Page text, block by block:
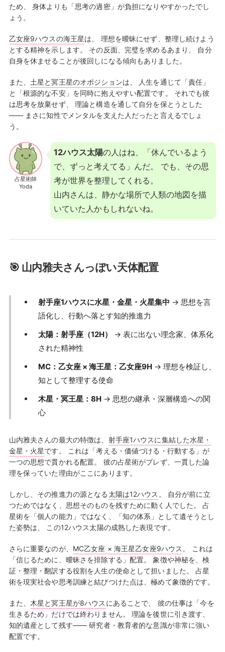
ため、 身体よりも「思考の過密」が負担になりやすかったでし
ょう。
乙女座9ハウスの海王星は、 理想を曖昧にせず、整理し続けよう
とする精神を示します。 その反面、完璧を求めるあまり、 自分
自身を休ませることが後回しになる傾向もありました。
また、 土星と冥王星のオポジションは、 人生を通じて「責任」
と「根源的な不安」を同時に抱えやすい配置です。 それでも彼
は思考を放棄せず、 理論と構造を通して自分を保とうとした
―― まさに知性でメンタルを支えた人だったと言えるでしょ
う。
占星術師
Yoda
12ハウス太陽の人はね、「休んでいるよう
で、ずっと考えてる」んだ。 でも、その思
考が世界を整理してくれる。
山内さんは、静かな場所で人類の地図を描
いていた人かもしれないね。
🎯 山内雅夫さんっぽい天体配置
射手座1ハウスに水星・金星・火星集中 → 思想を言
語化し、行動へ落とす知的推進力
太陽：射手座（12H）
→ 表に出ない理念家、体系化
された精神性
MC：乙女座 × 海王星：乙女座9H→ 理想を検証し、
知として整理する使命
木星・冥王星：8H→ 思想の継承・深層構造への関
心
山内雅夫さんの最大の特徴は、 射手座1ハウスに集結した水星・
金星・火星です。 これは「考える・価値づける・行動する」が
一つの思想で貫かれる配置。 彼の占星術がブレず、一貫した論
理を保っていた理由がここにあります。
しかし、その推進力の源となる 太陽は12ハウス 。 自分が前に立
つためではなく、思想そのものを残すために動く人でした。 占
星術を「個人の能力」ではなく、「知の体系」として遺そうとし
た姿勢は、 この12ハウス太陽の成熟した表現です。
さらに重要なのが、 MC乙女座 × 海王星乙女座9ハウス 。 これは
「信じるために、曖昧さを排除する」配置。 象徴や神秘を、検
証・整理・翻訳する役割を人生の使命として担いました。 占星
術を現実社会や思考訓練と結びつけた点は、極めて象徴的です。
また、 木星と冥王星が8ハウス にあることで、 彼の仕事は「今を
生きるため」だけでは終わりません。 理論を後世に引き渡す、
知的遺産として残す—— 研究者・教育者的な意識が非常に強い
配置です。